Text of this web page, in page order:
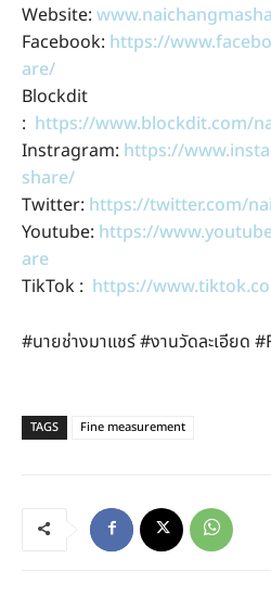
Website:
Facebook: https://
are/
Blockdit
: https://www.blockdit.com/
Instragram: https://
share/
Twitter: https://twitter.com/
Youtube: https://
are
TikTok : https://
#นายช่างมาแชร์ #งานวัดละเอียด
TAGS Fine measurement